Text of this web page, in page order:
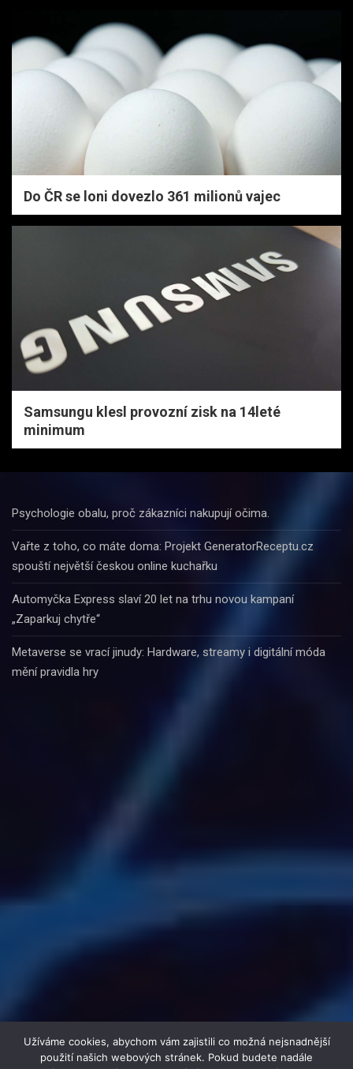
Do ČR se loni dovezlo 361 milionů vajec
Samsungu klesl provozní zisk na 14leté
minimum
Psychologie obalu, proč zákazníci nakupují očima.
Vařte z toho, co máte doma: Projekt GeneratorReceptu.cz
spouští největší českou online kuchařku
Automyčka Express slaví 20 let na trhu novou kampaní
„Zaparkuj chytře“
Metaverse se vrací jinudy: Hardware, streamy i digitální móda
mění pravidla hry
Užíváme cookies, abychom vám zajistili co možná nejsnadnější
použití našich webových stránek. Pokud budete nadále